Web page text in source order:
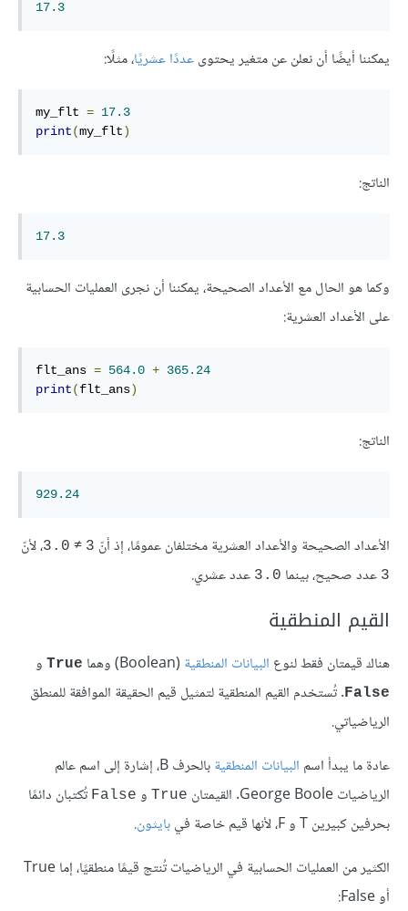
17.3
يمكننا أيضًا أن نعلن عن متغير يحتوىعددًا عشريًا، مثلًا:
my_flt = 17.3
print(my_flt)
الناتج:
17.3
وكما هو الحال مع الأعداد الصحيحة، يمكننا أن نجرى العمليات الحسابية
على الأعداد العشرية:
flt_ans = 564.0 + 365.24
print(flt_ans)
الناتج:
929.24
الأعداد الصحيحة والأعداد العشرية مختلفان عمومًا، إذ أنّ 3
≠
3.0، لأنّ
3 عدد صحيح، بينما 3.0 عدد عشري.
القيم المنطقية
هناك قيمتان فقط لنوع البيانات المنطقية (Boolean) وهما True و
False. تُستخدم القيم المنطقية لتمثيل قيم الحقيقة الموافقة للمنطق
الرياضياتي.
عادة ما يبدأ اسم البيانات المنطقية
بالحرف B، إشارة إلى اسم عالم
الرياضيات George Boole. القيمتان
True و False تُكتبان دائمًا
بحرفين كبيرين T و F، لأنها قيم خاصة في
بايثون.
الكثير من العمليات الحسابية في الرياضيات تُنتج قيمًا منطقيًا، إما True
أو False: